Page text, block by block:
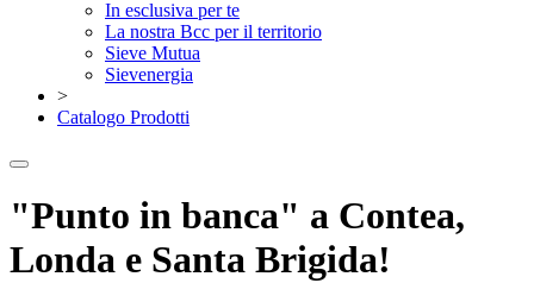
In esclusiva per te
La nostra Bcc per il territorio
Sieve Mutua
Sievenergia
>
Catalogo Prodotti
"Punto in banca" a Contea,
Londa e Santa Brigida!